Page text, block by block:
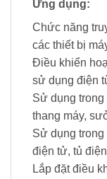
Ứng dụng:
Chức năng
các thiết bị
Điều khiển
sử dụng điện
Sử dụng trong
thang máy,
Sử dụng trong
điện tử, tủ
Lắp đặt điều